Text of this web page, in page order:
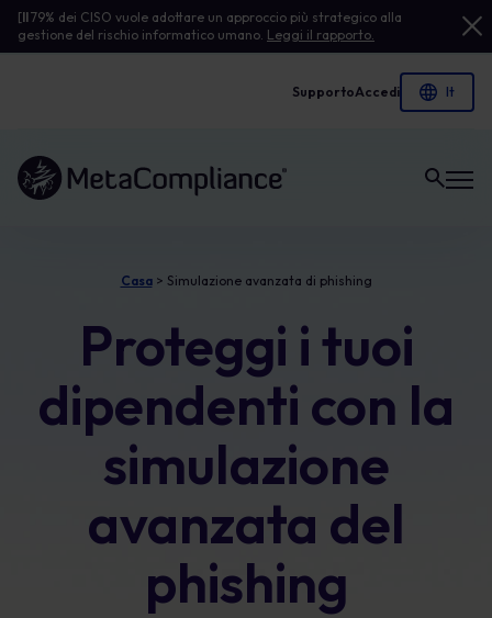
[Il79% dei CISO vuole adottare un approccio più strategico alla
gestione del rischio informatico umano. Leggi il rapporto.
SupportoAccedi
Link alla homepage
Casa> Simulazione avanzata di phishing
Proteggi i tuoi
dipendenti con la
simulazione
avanzata del
phishing